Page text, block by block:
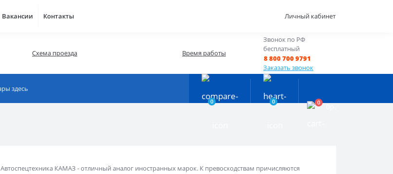
Вакансии Контакты Личный кабинет
Схема проезда Время работы
Звонок по РФ
бесплатный
8 800 700 9791
Заказать звонок
0 0 0
Автоспецтехника КАМАЗ - отличный аналог иностранных марок. К превосходствам причисляются